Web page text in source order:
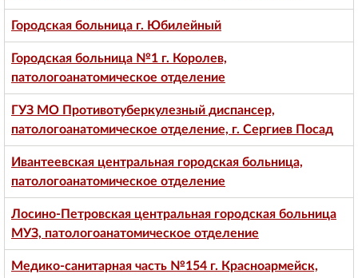
Городская больница г. Юбилейный
Городская больница №1 г. Королев,
патологоанатомическое отделение
ГУЗ МО Противотуберкулезный диспансер,
патологоанатомическое отделение, г. Сергиев Посад
Ивантеевская центральная городская больница,
патологоанатомическое отделение
Лосино-Петровская центральная городская больница
МУЗ, патологоанатомическое отделение
Медико-санитарная часть №154 г. Красноармейск,